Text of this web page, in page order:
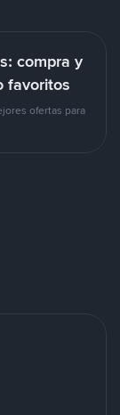
compra y
favoritos
ofertas para